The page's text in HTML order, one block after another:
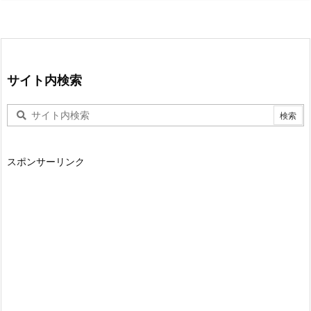
サイト内検索
スポンサーリンク